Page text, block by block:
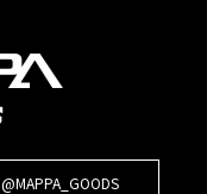
@MAPPA_GOODS